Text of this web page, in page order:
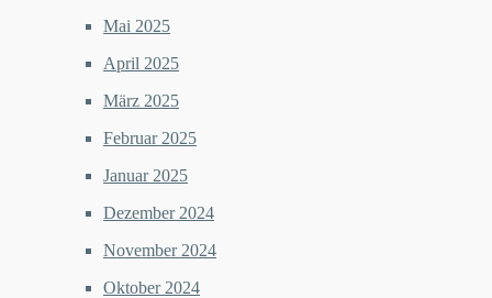
Mai 2025
April 2025
März 2025
Februar 2025
Januar 2025
Dezember 2024
November 2024
Oktober 2024